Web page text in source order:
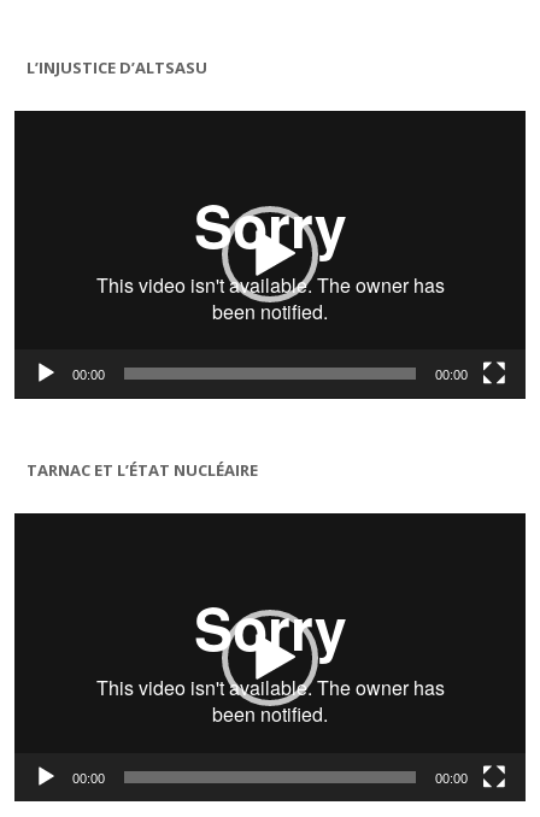
L’INJUSTICE D’ALTSASU
Lecteur
00:00 00:00
TARNAC ET L’ÉTAT NUCLÉAIRE
Lecteur
00:00 00:00